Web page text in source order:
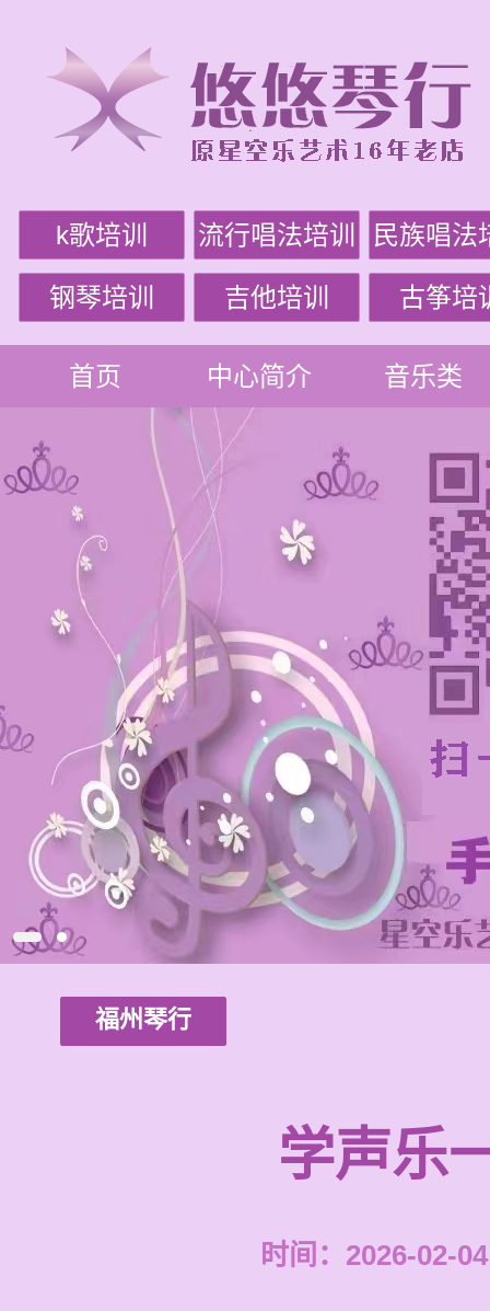
k歌培训 流行唱法培训 民族唱法
钢琴培训 吉他培训 古筝培
首页 中心简介 音乐类
福州琴行
学声乐
时间：2026-02-